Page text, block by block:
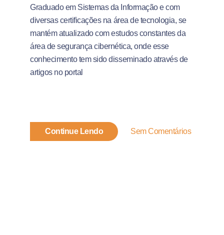
Graduado em Sistemas da Informação e com
diversas certificações na área de tecnologia, se
mantém atualizado com estudos constantes da
área de segurança cibernética, onde esse
conhecimento tem sido disseminado através de
artigos no portal
Continue Lendo Sem Comentários